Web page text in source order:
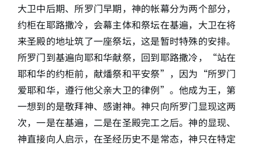
大卫中后期、所罗门早期，神的帐幕分为两个部分，
约柜在耶路撒冷，会幕主体和祭坛在基遍，大卫在将
来圣殿的地址筑了一座祭坛，这是暂时特殊的安排。
所罗门到基遍向耶和华献祭，回到耶路撒冷，“站在
耶和华的约柜前，献燔祭和平安祭”，因为“所罗门
爱耶和华，遵行他父亲大卫的律例”。他成为王，第
一想到的是敬拜神、感谢神。神只向所罗门显现这两
次，一是在基遍，二是在圣殿完工之后。神的显现、
神直接向人启示，在圣经历史不是常态，神只在特定